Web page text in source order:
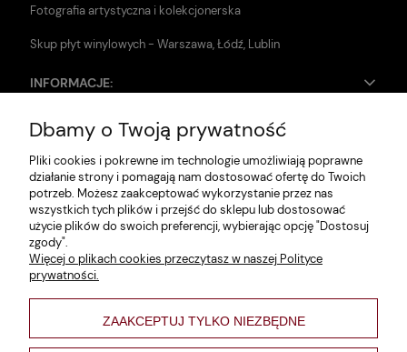
Fotografia artystyczna i kolekcjonerska
Skup płyt winylowych - Warszawa, Łódź, Lublin
INFORMACJE:
Zwroty i reklamacje
Dane firmy
Jak szukać?
Polityka prywatności
Regulamin
Poltyka cookies
varsaviana
Dbamy o Twoją prywatność
Pliki cookies i pokrewne im technologie umożliwiają poprawne
działanie strony i pomagają nam dostosować ofertę do Twoich
potrzeb. Możesz zaakceptować wykorzystanie przez nas
wszystkich tych plików i przejść do sklepu lub dostosować
użycie plików do swoich preferencji, wybierając opcję "Dostosuj
zgody".
Więcej o plikach cookies przeczytasz w naszej Polityce
prywatności.
ZAAKCEPTUJ TYLKO NIEZBĘDNE